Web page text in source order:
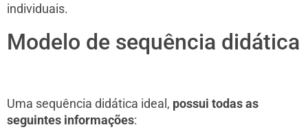
individuais.
Modelo de sequência didática
Uma sequência didática ideal, possui todas as
seguintes informações: